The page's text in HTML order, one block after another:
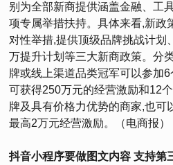
别为全部新商提供涵盖金融、工
项专属举措扶持。具体来看,新政
对性举措,提供顶级品牌挑战计划
万提升计划等三大新商政策。分
牌或线上渠道品类冠军可以参加
可获得250万元的经营激励和12
牌及具有价格力优势的商家,也可
最高2万元经营激励。（电商报）
抖音小程序要做图文内容 支持第